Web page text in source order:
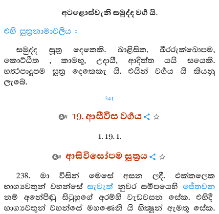
අටළොස්වැනි සමුද්ද වර්‍ග යි.
එහි සූත්‍රනාමාවලිය :
සමුද්ද සූත්‍ර දෙකෙකි. බාළිසික, ඛීරරුක්ඛොපම,
කොට්ඨිත , කාමභූ, උදායී, ආදිත්ත යයි සයෙකි.
හත්‍ථපාදූපම සූත්‍ර දෙකෙකැ යි. එයින් වර්‍ගය යි කියනු
ලැබේ.
341
19. ආසීවිස වර්‍ගය
1. 19. 1.
ආසිවිසෝපම සූත්‍රය
238. මා විසින් මෙසේ අසන ලදී. එක්කලෙක
භාග්‍යවතුන් වහන්සේසැවැත්නුවර සමීපයෙහිජේතවන
නම් අනේපිඬු සිටුහුගේ අරම්හි වැඩවසන සේක. එහිදී
භාග්‍යවතුන් වහන්සේ මහණෙනි යි භික්‍ෂූන් ඇමතූ සේක.